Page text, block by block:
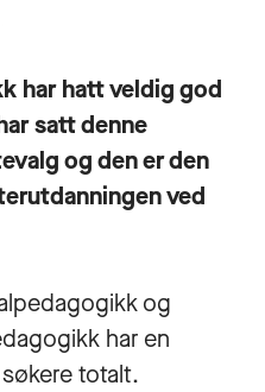
har hatt veldig god
satt denne
og den er den
ved
og
har en
totalt.